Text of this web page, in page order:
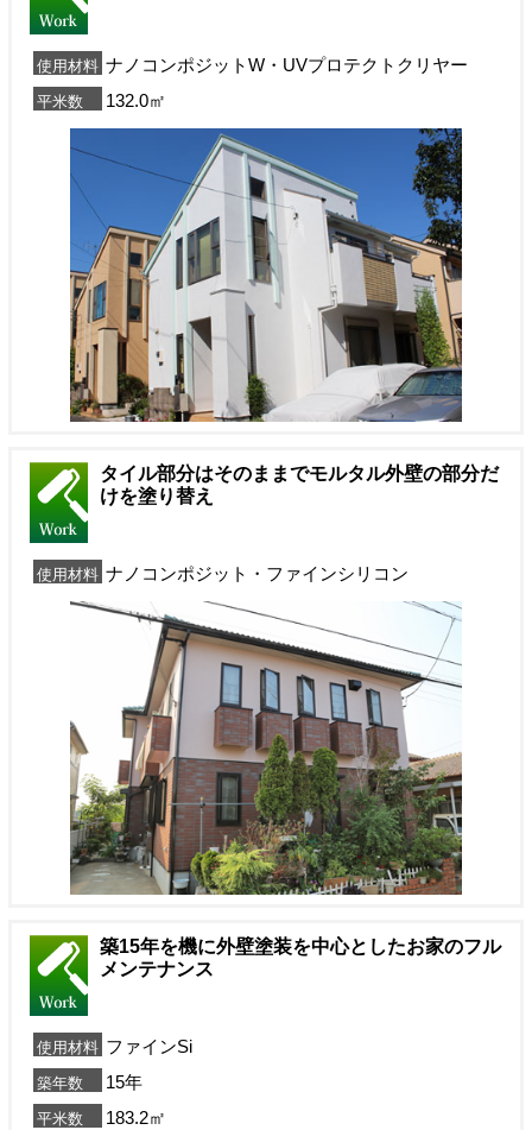
使用材料 ナノコンポジットW・UVプロテクトクリヤー
平米数 132.0㎡
タイル部分はそのままでモルタル外壁の部分だ
けを塗り替え
使用材料 ナノコンポジット・ファインシリコン
築15年を機に外壁塗装を中心としたお家のフル
メンテナンス
使用材料 ファインSi
築年数 15年
平米数 183.2㎡